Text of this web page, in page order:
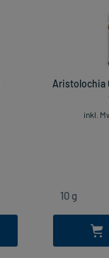
Aristolochia
inkl.